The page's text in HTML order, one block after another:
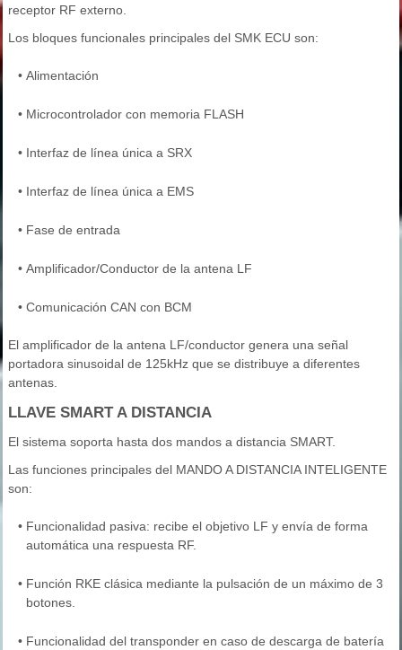
receptor RF externo.
Los bloques funcionales principales del SMK ECU son:
• Alimentación
• Microcontrolador con memoria FLASH
• Interfaz de línea única a SRX
• Interfaz de línea única a EMS
• Fase de entrada
• Amplificador/Conductor de la antena LF
• Comunicación CAN con BCM
El amplificador de la antena LF/conductor genera una señal
portadora sinusoidal de 125kHz que se distribuye a diferentes
antenas.
LLAVE SMART A DISTANCIA
El sistema soporta hasta dos mandos a distancia SMART.
Las funciones principales del MANDO A DISTANCIA INTELIGENTE
son:
• Funcionalidad pasiva: recibe el objetivo LF y envía de forma
automática una respuesta RF.
• Función RKE clásica mediante la pulsación de un máximo de 3
botones.
• Funcionalidad del transponder en caso de descarga de batería